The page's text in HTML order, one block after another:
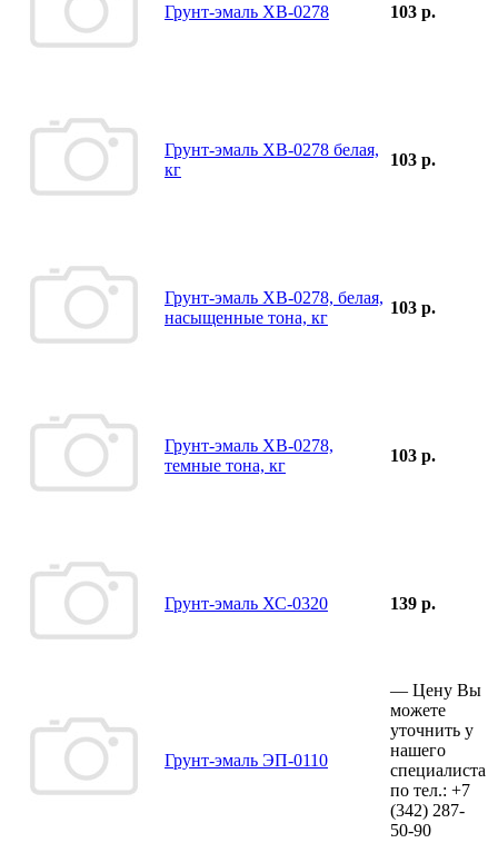
Грунт-эмаль ХВ-0278 103 р.
Грунт-эмаль ХВ-0278 белая,
кг
103 р.
Грунт-эмаль ХВ-0278, белая,
насыщенные тона, кг
103 р.
Грунт-эмаль ХВ-0278,
темные тона, кг
103 р.
Грунт-эмаль ХС-0320 139 р.
Грунт-эмаль ЭП-0110
— Цену Вы
можете
уточнить у
нашего
специалиста
по тел.: +7
(342) 287-
50-90